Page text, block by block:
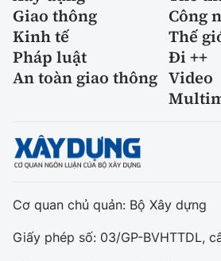
Giao thông
Công
Kinh tế
Thế
Pháp luật
Đi ++
An toàn giao thông Video
Cơ quan chủ quản: Bộ Xây dựng
Giấy phép số: 03/GP-BVHTTDL,